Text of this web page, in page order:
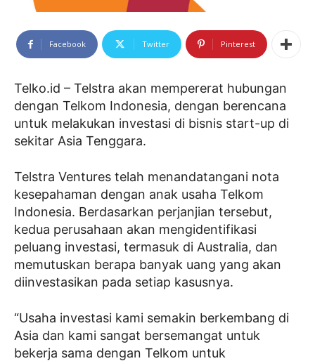
Facebook Twitter Pinterest
Telko.id – Telstra akan mempererat hubungan
dengan Telkom Indonesia, dengan berencana
untuk melakukan investasi di bisnis start-up di
sekitar Asia Tenggara.
Telstra Ventures telah menandatangani nota
kesepahaman dengan anak usaha Telkom
Indonesia. Berdasarkan perjanjian tersebut,
kedua perusahaan akan mengidentifikasi
peluang investasi, termasuk di Australia, dan
memutuskan berapa banyak uang yang akan
diinvestasikan pada setiap kasusnya.
“Usaha investasi kami semakin berkembang di
Asia dan kami sangat bersemangat untuk
bekerja sama dengan Telkom untuk